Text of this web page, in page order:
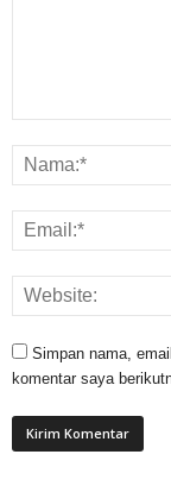
Simpan nama,
komentar saya